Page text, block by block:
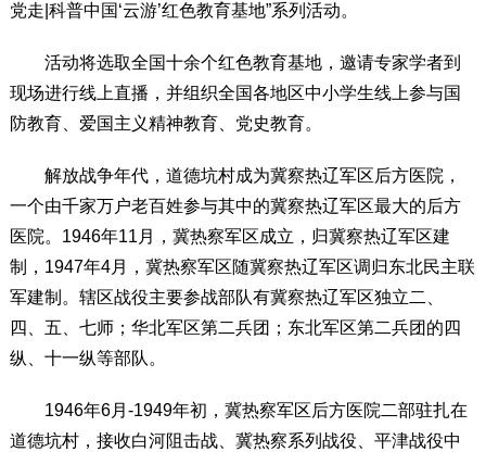
党走|科普中国‘云游’红色教育基地”系列活动。
活动将选取全国十余个红色教育基地，邀请专家学者到
现场进行线上直播，并组织全国各地区中小学生线上参与国
防教育、爱国主义精神教育、党史教育。
解放战争年代，道德坑村成为冀察热辽军区后方医院，
一个由千家万户老百姓参与其中的冀察热辽军区最大的后方
医院。1946年11月，冀热察军区成立，归冀察热辽军区建
制，1947年4月，冀热察军区随冀察热辽军区调归东北民主联
军建制。辖区战役主要参战部队有冀察热辽军区独立二、
四、五、七师；华北军区第二兵团；东北军区第二兵团的四
纵、十一纵等部队。
1946年6月-1949年初，冀热察军区后方医院二部驻扎在
道德坑村，接收白河阻击战、冀热察系列战役、平津战役中